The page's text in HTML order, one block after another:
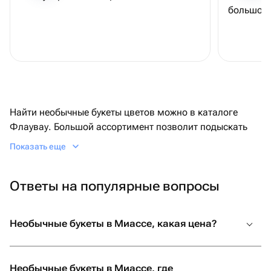
большое!
Найти необычные букеты цветов можно в каталоге
Флаувау. Большой ассортимент позволит подыскать
эффектную композицию, например стильные букеты с
выгодные цены — загляните на сайт.
Где заказать необычные букеты цветов в
Показать еще
Ответы на популярные вопросы
Необычные букеты в Миассе, какая цена?
Необычные букеты в Миассе, где